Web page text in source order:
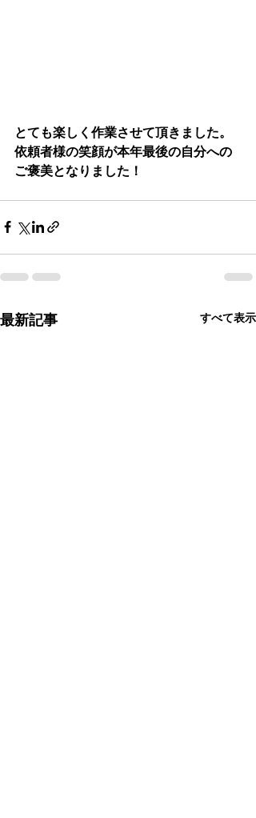
とても楽しく作業させて頂きました。
依頼者様の笑顔が本年最後の自分への
ご褒美となりました！
最新記事 すべて表示